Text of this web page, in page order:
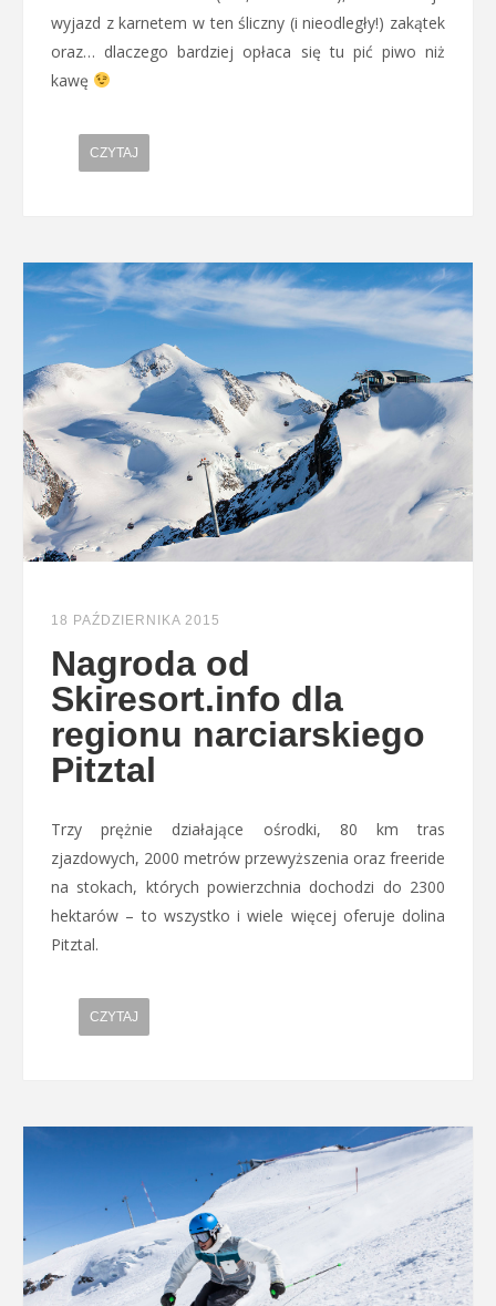
wyjazd z karnetem w ten śliczny (i nieodległy!) zakątek
oraz… dlaczego bardziej opłaca się tu pić piwo niż
kawę
CZYTAJ
18 PAŹDZIERNIKA 2015
Nagroda od
Skiresort.info dla
regionu narciarskiego
Pitztal
Trzy prężnie działające ośrodki, 80 km tras
zjazdowych, 2000 metrów przewyższenia oraz freeride
na stokach, których powierzchnia dochodzi do 2300
hektarów – to wszystko i wiele więcej oferuje dolina
Pitztal.
CZYTAJ